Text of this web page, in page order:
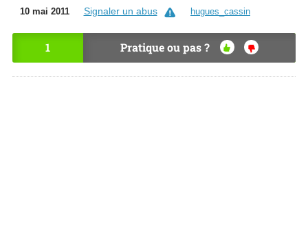
10 mai 2011 Signaler un abus hugues_cassin
1 Pratique ou pas ?
OU
I
NO